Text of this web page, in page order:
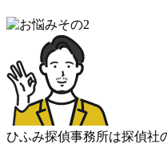
ひふみ探偵事務所は探偵社